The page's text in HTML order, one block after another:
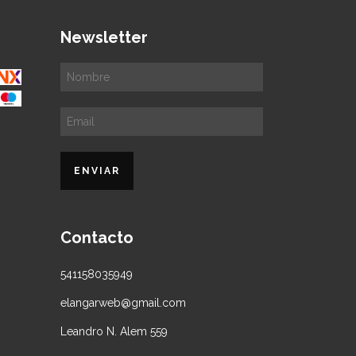
Newsletter
Contacto
541158035949
elangarweb@gmail.com
Leandro N. Alem 559